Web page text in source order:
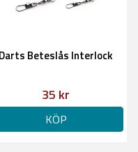
Darts Beteslås Interlock
35 kr
KÖP